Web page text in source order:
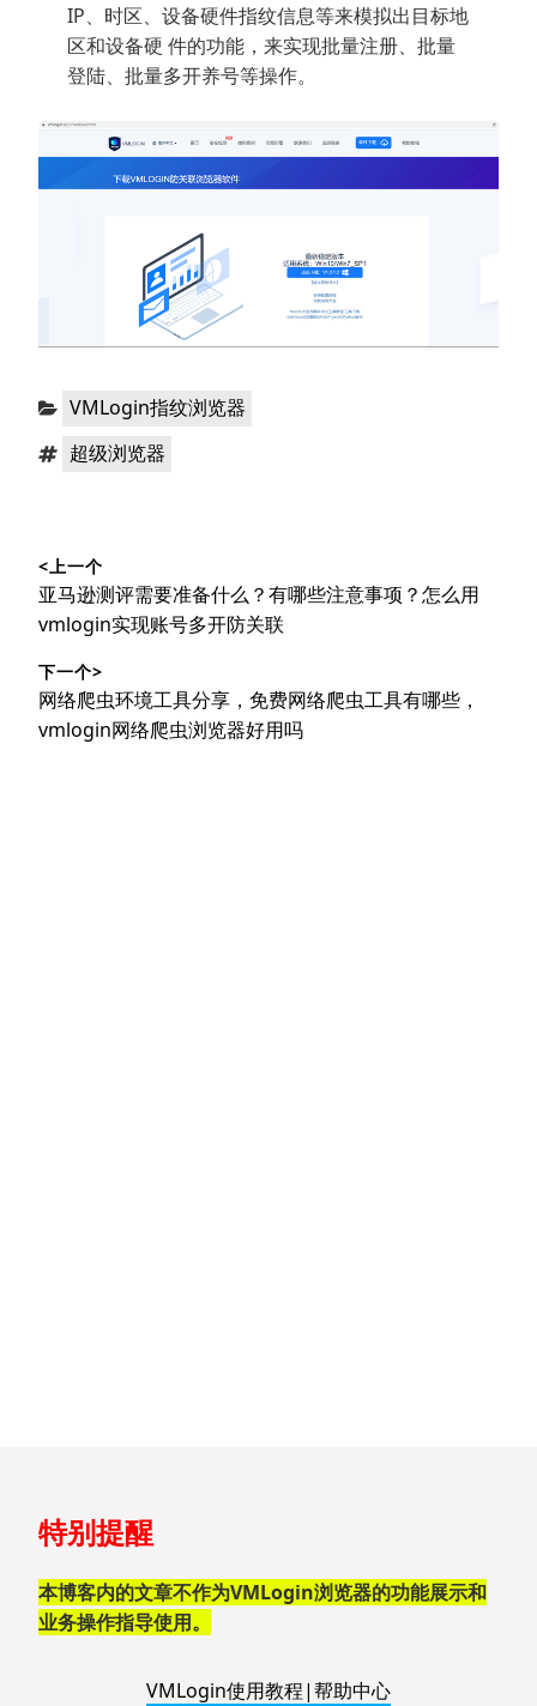
IP、时区、设备硬件指纹信息等来模拟出目标地
区和设备硬 件的功能，来实现批量注册、批量
登陆、批量多开养号等操作。
分 VMLogin指纹浏览器
标 超级浏览器
章
导
航
<上一个
上
篇
章：
亚马逊测评需要准备什么？有哪些注意事项？怎么用
vmlogin实现账号多开防关联
下一个>
下
篇
网络爬虫环境工具分享，免费网络爬虫工具有哪些，
vmlogin网络爬虫浏览器好用吗
至
脚
特别提醒
本博客内的文章不作为VMLogin浏览器的功能展示和
业务操作指导使用。
VMLogin使用教程|帮助中心